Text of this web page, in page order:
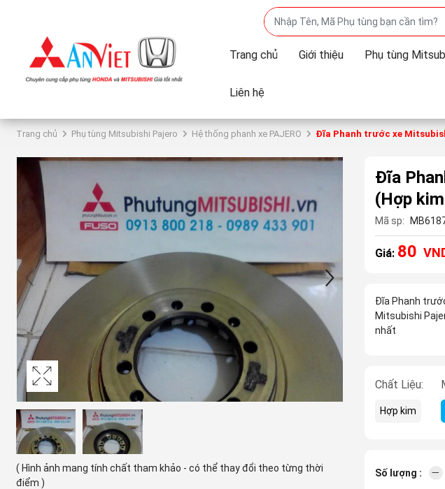
Trang chủ Giới thiệu Phụ tùng
Liên hệ
Trang chủ Phụ tùng Mitsubishi Pajero Hệ thống phanh xe PAJERO Đĩa Phanh trước xe
( Hình ảnh mang tính chất tham khảo - có thể thay đổi theo từng thời
điểm )
Đĩa
(Hợp
Mã sp:
Giá: 80
Đĩa Phanh
Mitsubishi
nhất
Chất Liệu:
Hợp kim
Số lượng :